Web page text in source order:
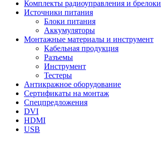
Комплекты радиоуправления и брелоки
Источники питания
Блоки питания
Аккумуляторы
Монтажные материалы и инструмент
Кабельная продукция
Разъемы
Инструмент
Тестеры
Антикражное оборудование
Сертификаты на монтаж
Спецпредложения
DVI
HDMI
USB